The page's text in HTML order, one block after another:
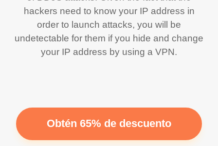
hackers need to know your IP address in
order to launch attacks, you will be
undetectable for them if you hide and change
your IP address by using a VPN.
Obtén 65% de descuento